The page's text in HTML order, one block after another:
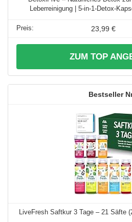
Leberreinigung | 5-in-1-Detox-
23,99 €
ZUM TOP
LiveFresh Saftkur 3 Tage – 21 Säfte